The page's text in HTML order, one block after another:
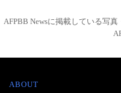
AFPBB Newsに掲載している写
ABOUT